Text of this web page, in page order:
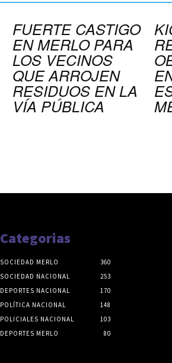
FUERTE CASTIGO
EN MERLO PARA
LOS VECINOS
QUE ARROJEN
RESIDUOS EN LA
VÍA PÚBLICA
Categorias
SOCIEDAD MERLO
360
SOCIEDAD NACIONAL
253
DEPORTES NACIONAL
170
POLÍTICA NACIONAL
148
POLICIALES NACIONAL
103
DEPORTES MERLO
80